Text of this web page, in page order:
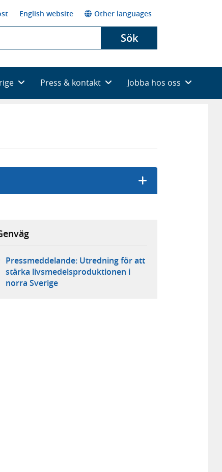
English website Other languages
Sök
Press & kontakt Jobba hos oss
Pressmeddelande: Utredning för att
stärka livsmedelsproduktionen i
norra Sverige